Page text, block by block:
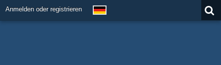
Anmelden oder registrieren